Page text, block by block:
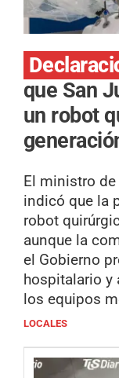
que San
un robot
El ministro de
indicó que la
robot
aunque la
el Gobierno
hospitalario y
los equipos
LOCALES